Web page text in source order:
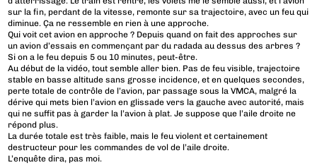
sur la fin, perdant de la vitesse, remonte sur sa trajectoire, avec un feu qui
diminue. Ça ne ressemble en rien à une approche.
Qui voit cet avion en approche ? Depuis quand on fait des approches sur
un avion d’essais en commençant par du radada au dessus des arbres ?
Si on a le feu depuis 5 ou 10 minutes, peut-être.
Au début de la vidéo, tout semble aller bien. Pas de feu visible, trajectoire
stable en basse altitude sans grosse incidence, et en quelques secondes,
perte totale de contrôle de l’avion, par passage sous la VMCA, malgré la
dérive qui mets bien l’avion en glissade vers la gauche avec autorité, mais
qui ne suffit pas à garder la l’avion à plat. Je suppose que l’aile droite ne
répond plus.
La durée totale est très faible, mais le feu violent et certainement
destructeur pour les commandes de vol de l’aile droite.
L’enquête dira, pas moi.